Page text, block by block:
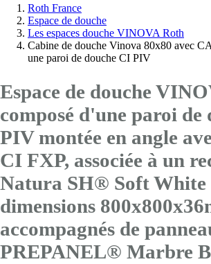
Vous
êtes
Roth France
Espace de douche
Les espaces douche VINOVA Roth
Cabine de douche Vinova 80x80 avec
une paroi de douche CI PIV
Espace de douche
composé d'une paroi de
PIV montée en angle
CI FXP, associée à un
Natura SH® Soft White
dimensions
accompagnés de
PREPANEL® Marbre